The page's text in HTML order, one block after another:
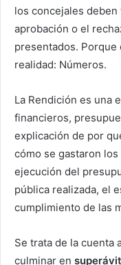
los concejales
aprobación o el
presentados.
realidad: Números.
La Rendición es una
financieros,
explicación de por
cómo se gastaron
ejecución del
pública realizada, el
cumplimiento de las
Se trata de la cuenta
culminar en